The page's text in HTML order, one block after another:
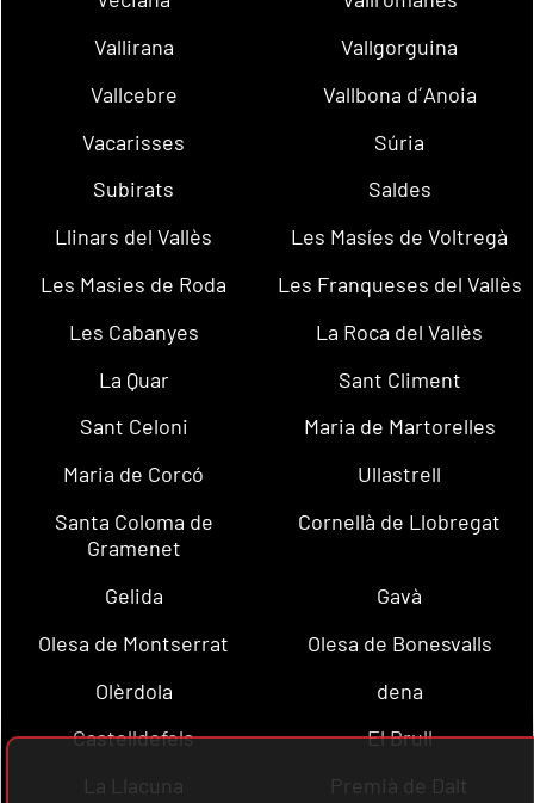
Vallirana
Vallgorguina
Vallcebre
Vallbona d´Anoia
Vacarisses
Súria
Subirats
Saldes
Llinars del Vallès
Les Masíes de Voltregà
Les Masies de Roda
Les Franqueses del Vallès
Les Cabanyes
La Roca del Vallès
La Quar
Sant Climent
Sant Celoni
Maria de Martorelles
Maria de Corcó
Ullastrell
Santa Coloma de
Gramenet
Cornellà de Llobregat
Gelida
Gavà
Olesa de Montserrat
Olesa de Bonesvalls
Olèrdola
dena
Castelldefels
El Brull
La Llacuna
Premià de Dalt